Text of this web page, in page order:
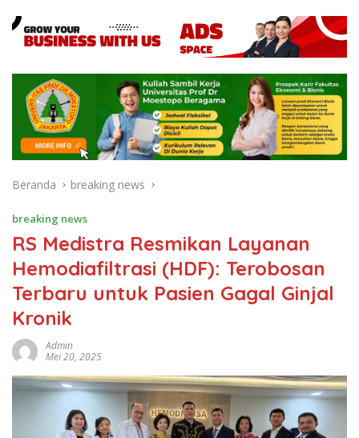
Beranda breaking news
breaking news
RS Medistra Resmikan Layanan
Hemodiafiltrasi (HDF): Terobosan
Terbaru untuk Pasien Gagal Ginjal
Kronik
Admin
Mei 20, 2025